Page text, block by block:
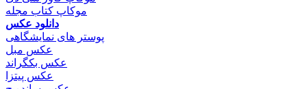
موکاپ کتاب مجله
دانلود عکس
پوستر های نمایشگاهی
عکس مبل
عکس بکگراند
عکس پیتزا